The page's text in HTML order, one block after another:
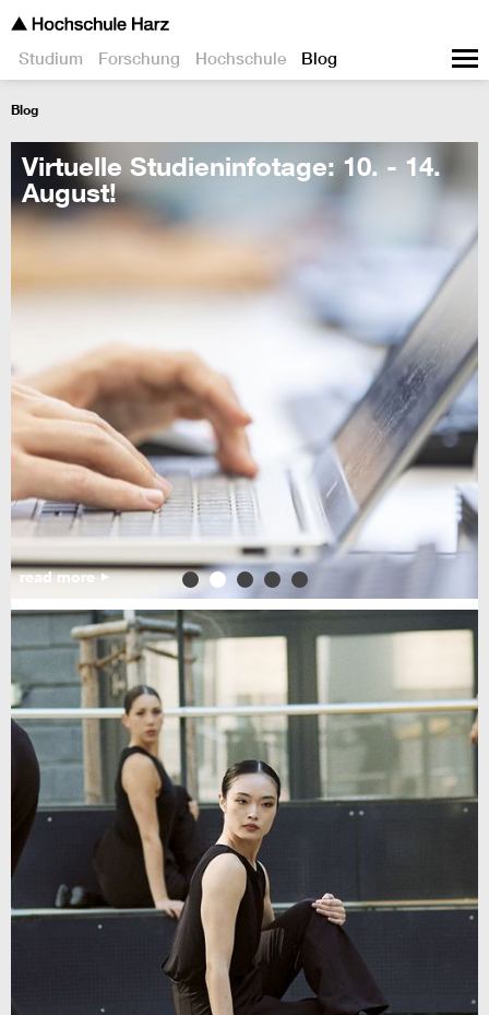
Studium Forschung Hochschule Blog
Blog
Virtuelle Studieninfotage: 10. - 14.
August!
read more